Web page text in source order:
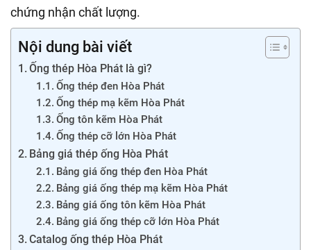
chứng nhận chất lượng.
Nội dung bài viết
Ống thép Hòa Phát là gì?
Ống thép đen Hòa Phát
Ống thép mạ kẽm Hòa Phát
Ống tôn kẽm Hòa Phát
Ống thép cỡ lớn Hòa Phát
Bảng giá thép ống Hòa Phát
Bảng giá ống thép đen Hòa Phát
Bảng giá ống thép mạ kẽm Hòa Phát
Bảng giá ống tôn kẽm Hòa Phát
Bảng giá ống thép cỡ lớn Hòa Phát
Catalog ống thép Hòa Phát